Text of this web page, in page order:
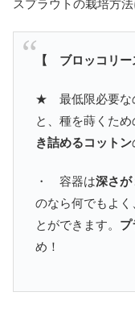
スプラウトの栽培方法
【 ブロッコリ
★ 最低限必要な
と、種を蒔くため
き詰めるコットン
・ 容器は深さが
のなら何でもよ
とができます。 プ
め！